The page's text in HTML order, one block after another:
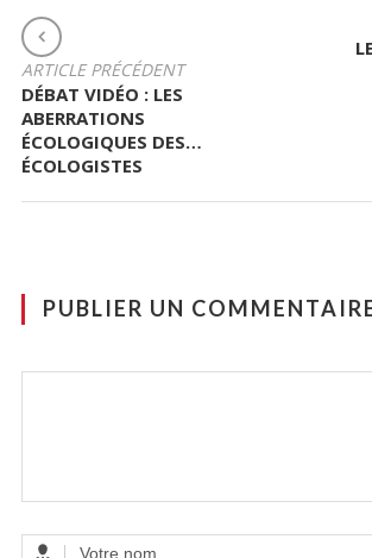
N
A
V
I
G
A
O
N
E
R
T
ARTICLE PRÉCÉDENT
DÉBAT VIDÉO : LES
ABERRATIONS
ÉCOLOGIQUES DES…
ÉCOLOGISTES
PUBLIER UN